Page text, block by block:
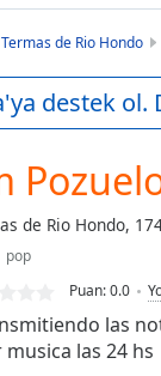
Termas de Rio Hondo
destek ol.
de Rio Hondo,
pop
Puan:0.0
las
las 24 hs